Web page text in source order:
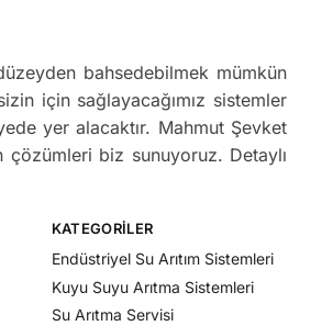
bahsedebilmek mümkün
için sağlayacağımız sistemler
yer alacaktır. Mahmut Şevket
çözümleri biz sunuyoruz. Detaylı
KATEGORILER
Endüstriyel Su Arıtım Sistemleri
Kuyu Suyu Arıtma Sistemleri
Su Arıtma Servisi